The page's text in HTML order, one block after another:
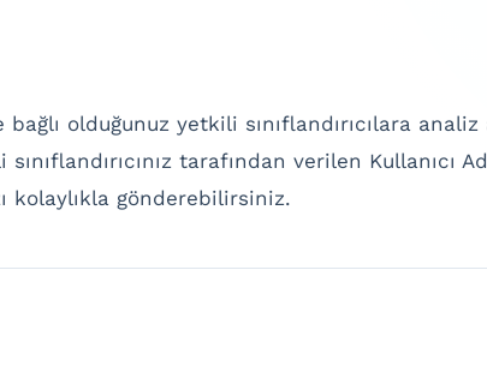
olduğunuz yetkili sınıflandırıcılara analiz
tarafından verilen Kullanıcı
kolaylıkla gönderebilirsiniz.